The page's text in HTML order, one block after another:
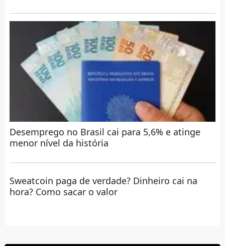
Desemprego no Brasil cai para 5,6% e atinge
menor nível da história
Sweatcoin paga de verdade? Dinheiro cai na
hora? Como sacar o valor